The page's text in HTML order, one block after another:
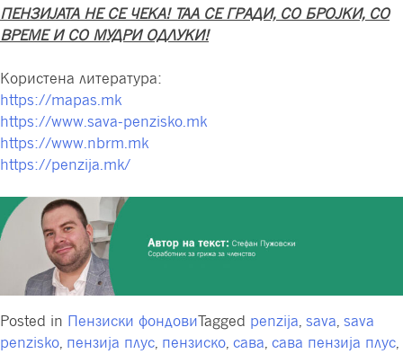
ПЕНЗИЈАТА НЕ СЕ ЧЕКА! ТАА СЕ ГРАДИ, СО БРОЈКИ, СО
ВРЕМЕ И СО МУДРИ ОДЛУКИ!
Користена литература:
https://mapas.mk
https://www.sava-penzisko.mk
https://www.nbrm.mk
https://penzija.mk/
Posted in Пензиски фондовиTagged penzija, sava, sava
penzisko, пензија плус, пензиско, сава, сава пензија плус,